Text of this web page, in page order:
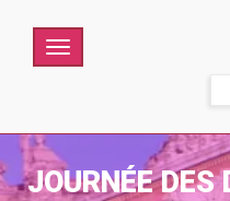
Menu
JOURNÉE